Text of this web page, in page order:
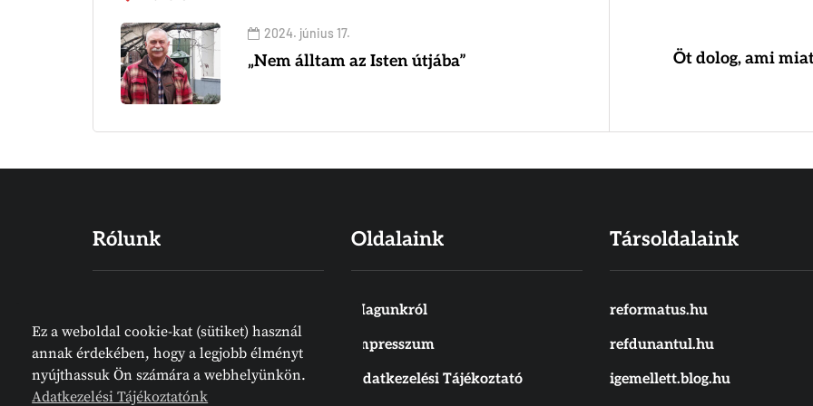
2024. június 17.
„Nem álltam az Isten útjába”
Öt dolog, ami
Rólunk
Igéje, amelyet emberek írtak
ugyan, de nem emberektől jön.
Meg van írva. Az Írás örök
Oldalaink
Magunkról
Impresszum
Adatkezelési Tájékoztató
Társoldalaink
reformatus.hu
refdunantul.hu
igemellett.blog.hu
Ez a weboldal cookie-kat (sütiket) használ
annak érdekében, hogy a legjobb élményt
nyújthassuk Ön számára a webhelyünkön.
Adatkezelési Tájékoztatónk